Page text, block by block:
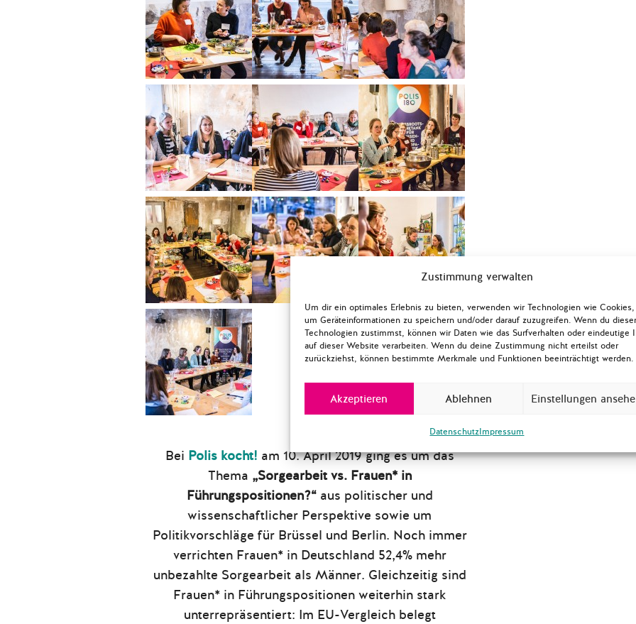
Zustimmung verwalten
Um dir ein optimales Erlebnis zu bieten, verwenden wir Technologien wie Cookies,
um Geräteinformationen zu speichern und/oder darauf zuzugreifen. Wenn du
Technologien zustimmst, können wir Daten wie das Surfverhalten oder eindeutige
auf dieser Website verarbeiten. Wenn du deine Zustimmung nicht erteilst oder
zurückziehst, können bestimmte Merkmale und Funktionen beeinträchtigt werden.
Akzeptieren Ablehnen Einstellungen
DatenschutzImpressum
Bei Polis kocht! am 10. April 2019 ging es um das
Thema „Sorgearbeit vs. Frauen* in
Führungspositionen?“aus politischer und
wissenschaftlicher Perspektive sowie um
Politikvorschläge für Brüssel und Berlin. Noch immer
verrichten Frauen* in Deutschland 52,4% mehr
unbezahlte Sorgearbeit als Männer. Gleichzeitig sind
Frauen* in Führungspositionen weiterhin stark
unterrepräsentiert: Im EU-Vergleich belegt